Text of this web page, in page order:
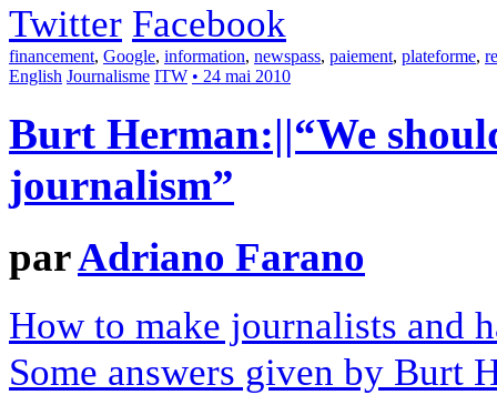
Twitter Facebook
financement, Google, information, newspass, paiement, plateforme,
English Journalisme ITW • 24 mai 2010
Burt Herman:||“We
journalism”
parAdriano Farano
How to make journalists and
Some answers given by Burt